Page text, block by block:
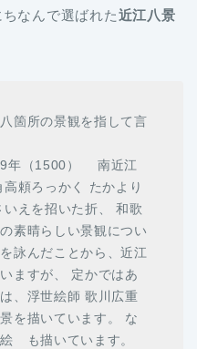
なんで選ばれた近江八景
箇所の景観を指して言
9年（1500） 南近江
頼ろっかく たかより
えを招いた折、 和歌
素晴らしい景観につい
詠んだことから、近江
ますが、 定かではあ
、浮世絵師 歌川広重
を描いています。 な
も描いています。